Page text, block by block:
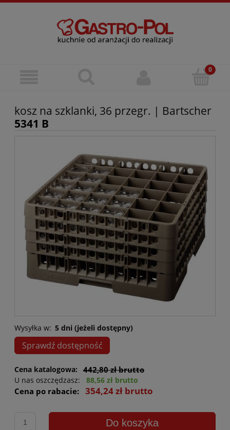
kosz na szklanki, 36 przegr. | Bartscher
5341 B
Wysyłka w: 5 dni (jeżeli dostępny)
Sprawdź dostępność
Cena katalogowa: 442,80 zł brutto
U nas oszczędzasz: 88,56 zł brutto
Cena po rabacie: 354,24 zł brutto
Do koszyka